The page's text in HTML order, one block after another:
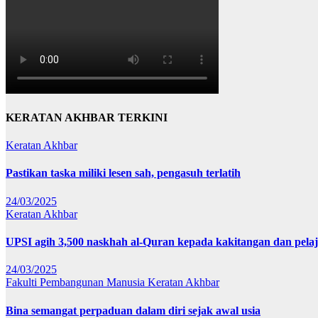
KERATAN AKHBAR TERKINI
Keratan Akhbar
Pastikan taska miliki lesen sah, pengasuh terlatih
24/03/2025
Keratan Akhbar
UPSI agih 3,500 naskhah al-Quran kepada kakitangan dan
24/03/2025
Fakulti Pembangunan Manusia Keratan Akhbar
Bina semangat perpaduan dalam diri sejak awal usia